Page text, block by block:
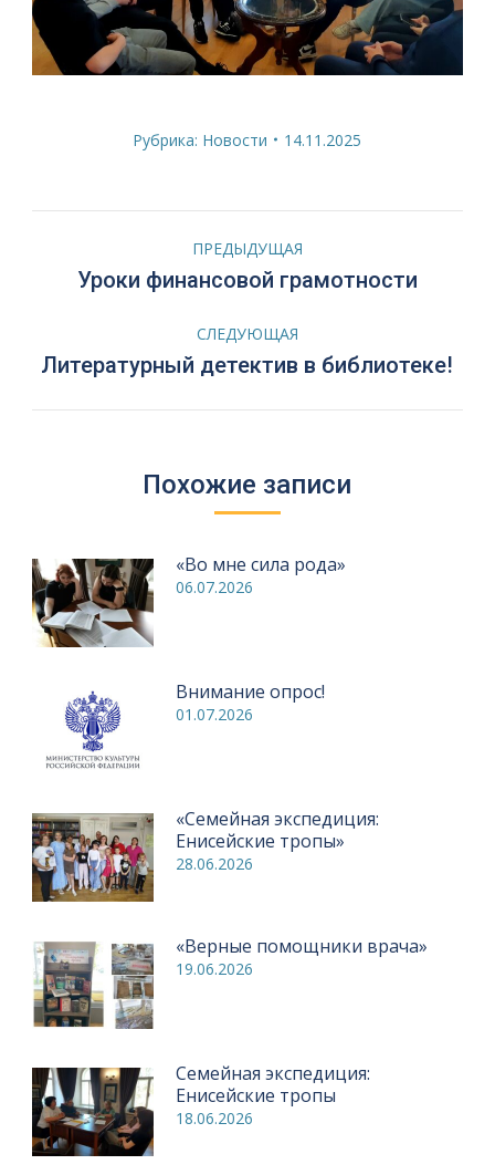
Рубрика: Новости 14.11.2025
НавигацияПРЕДЫДУЩАЯ
Предыдущая
запись:
Уроки финансовой грамотности
СЛЕДУЮЩАЯ
Следующая
Литературный детектив в библиотеке!
Похожие записи
«Во мне сила рода»
06.07.2026
Внимание опрос!
01.07.2026
«Семейная экспедиция:
Енисейские тропы»
28.06.2026
«Верные помощники врача»
19.06.2026
Семейная экспедиция:
Енисейские тропы
18.06.2026